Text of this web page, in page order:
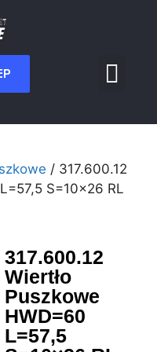
/ 317.600.12
S=10×26 RL
317.600.12
Wiertło
Puszkowe
HWD=60
L=57,5